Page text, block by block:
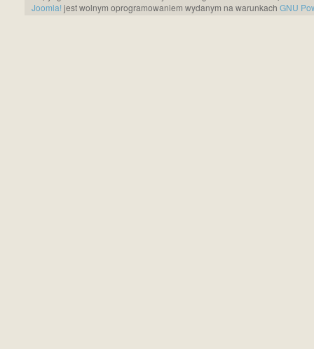
Joomla! jest wolnym oprogramowaniem wydanym na warunkach GNU